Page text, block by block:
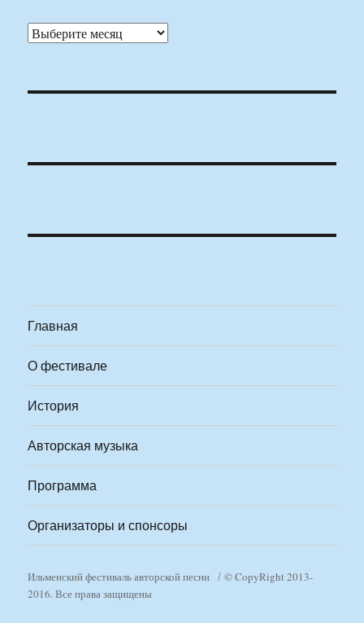
Архивы
Главная
О фестивале
История
Авторская музыка
Программа
Организаторы и спонсоры
Ильменский фестиваль авторской песни
© CopyRight 2013-
2016. Все права защищены